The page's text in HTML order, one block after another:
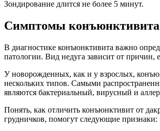
Зондирование длится не более 5 минут.
Симптомы конъюнктивита
В диагностике конъюнктивита важно
патологии. Вид недуга зависит от причин,
У новорожденных, как и у взрослых,
нескольких типов. Самыми
являются бактериальный, вирусный и
Понять, как отличить конъюнктивит от
грудничков, помогут следующие признаки: